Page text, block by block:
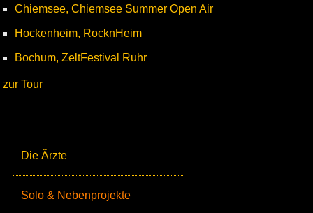
Die Ärzte
Solo & Nebenprojekte
Chiemsee, Chiemsee Summer Open Air
Hockenheim, RocknHeim
Bochum, ZeltFestival Ruhr
zur Tour